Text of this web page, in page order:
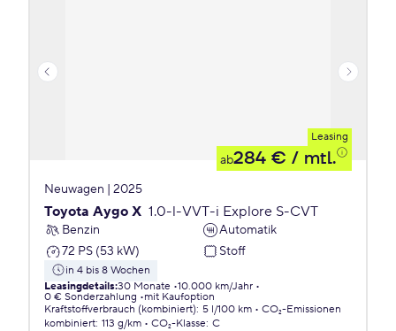
Leasing
ab284 € / mtl.
Neuwagen | 2025
Toyota Aygo X 1.0-l-VVT-i Explore S-CVT
Benzin
Automatik
72 PS (53 kW)
Stoff
in 4 bis 8 Wochen
Leasingdetails:30 Monate 10.000 km/Jahr
0 € Sonderzahlung
mit Kaufoption
Kraftstoffverbrauch (kombiniert): 5 l/100 km
CO₂-Emissionen
kombiniert: 113 g/km CO₂-Klasse: C